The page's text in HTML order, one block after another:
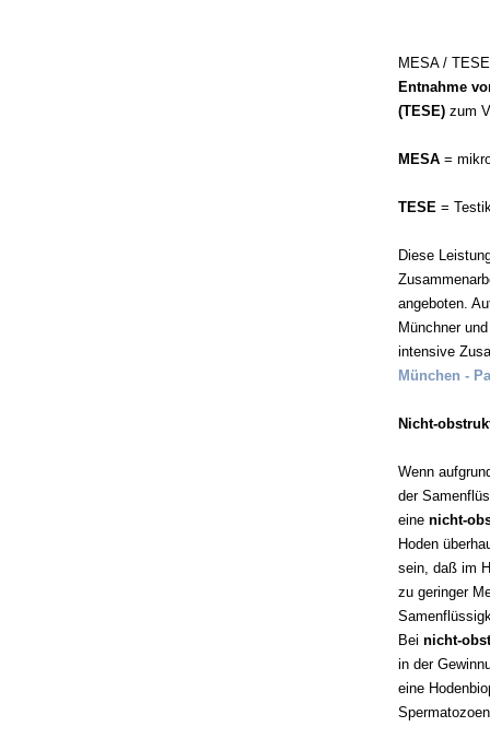
MESA / TESE
Entnahme
(TESE)zum
MESA=
TESE =
Diese
angeboten.
Münchner
intensive
München -
Nicht-
Wenn
der
eine nicht-
Hoden
sein, daß im
zu geringer
Bei nicht-
in der
eine